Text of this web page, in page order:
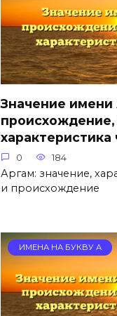
Значение имени
характеристика
0 184
Аргам: значение,
и происхождение
ИМЕНА НА БУКВУ А